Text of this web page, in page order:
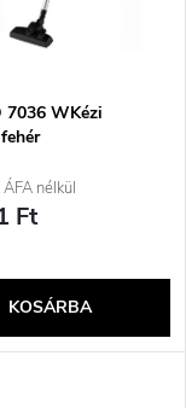
7036 WKézi
nélkül
Ft
KOSÁRBA